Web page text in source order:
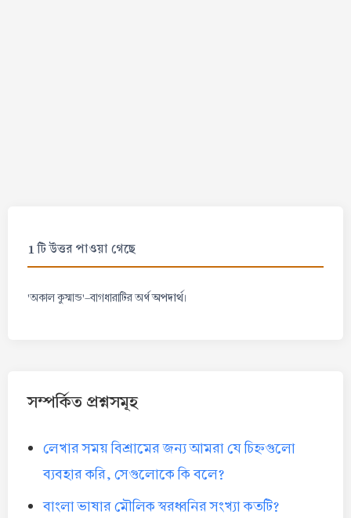
1 টি উত্তর পাওয়া গেছে
'অকাল কুস্মান্ড'-বাগধারাটির অর্থঅপদার্থ।
সম্পর্কিত প্রশ্নসমূহ
লেখার সময় বিশ্রামের জন্য আমরা যে চিহ্নগুলো
ব্যবহার করি, সেগুলোকে কি বলে?
বাংলা ভাষার মৌলিক স্বরধ্বনির সংখ্যা কতটি?